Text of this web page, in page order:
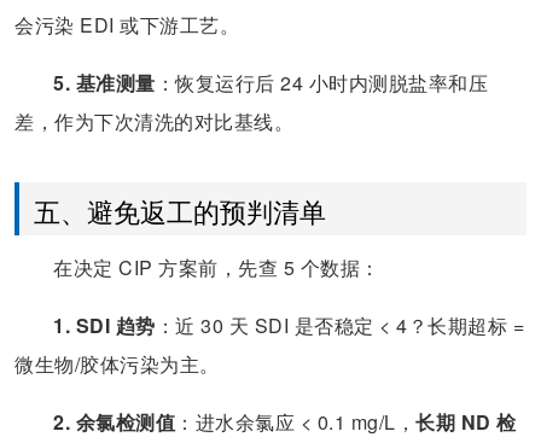
会污染 EDI 或下游工艺。
5. 基准测量 ：恢复运行后 24 小时内测脱盐率和压
差，作为下次清洗的对比基线。
五、避免返工的预判清单
在决定 CIP 方案前，先查 5 个数据：
1. SDI 趋势 ：近 30 天 SDI 是否稳定 < 4？长期超标 =
微生物/胶体污染为主。
2. 余氯检测值 ：进水余氯应 < 0.1 mg/L， 长期 ND 检